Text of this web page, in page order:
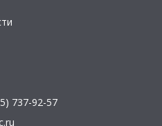
737-92-57